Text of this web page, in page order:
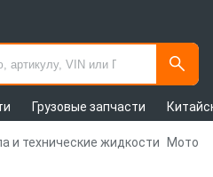
Грузовые запчасти
и технические жидкости